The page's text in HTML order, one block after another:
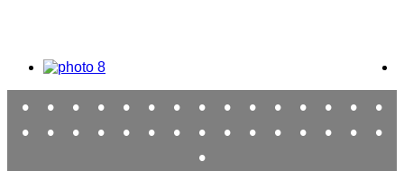
• • • • • • • • • • • • • •
•
•
• • • • • • • • • • • • •
•
•